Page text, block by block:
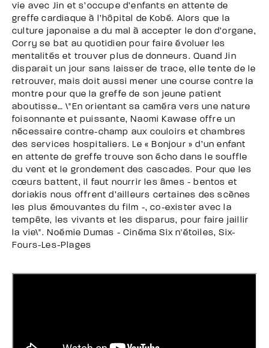
vie avec Jin et s’occupe d’enfants en attente de
greffe cardiaque à l’hôpital de Kobé. Alors que la
culture japonaise a du mal à accepter le don d’organe,
Corry se bat au quotidien pour faire évoluer les
mentalités et trouver plus de donneurs. Quand Jin
disparait un jour sans laisser de trace, elle tente de le
retrouver, mais doit aussi mener une course contre la
montre pour que la greffe de son jeune patient
aboutisse… \"En orientant sa caméra vers une nature
foisonnante et puissante, Naomi Kawase offre un
nécessaire contre-champ aux couloirs et chambres
des services hospitaliers. Le « Bonjour » d’un enfant
en attente de greffe trouve son écho dans le souffle
du vent et le grondement des cascades. Pour que les
cœurs battent, il faut nourrir les âmes - bentos et
doriakis nous offrent d’ailleurs certaines des scènes
les plus émouvantes du film -, co-exister avec la
tempête, les vivants et les disparus, pour faire jaillir
la vie\". Noémie Dumas - Cinéma Six n'étoiles, Six-
Fours-Les-Plages